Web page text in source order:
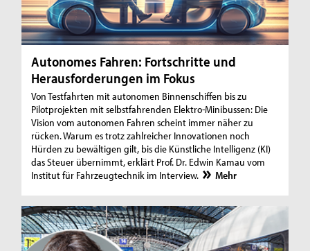
Autonomes Fahren: Fortschritte und
Herausforderungen im Fokus
Von Testfahrten mit autonomen Binnenschiffen bis zu
Pilotprojekten mit selbstfahrenden Elektro-Minibussen: Die
Vision vom autonomen Fahren scheint immer näher zu
rücken. Warum es trotz zahlreicher Innovationen noch
Hürden zu bewältigen gilt, bis die Künstliche Intelligenz (KI)
das Steuer übernimmt, erklärt Prof. Dr. Edwin Kamau vom
Institut für Fahrzeugtechnik im Interview.
Mehr